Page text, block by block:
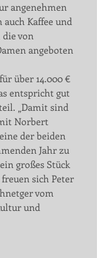
angenehmen
Kaffee und
die von
angeboten
über 14.000 €
entspricht gut
„Damit sind
Norbert
der beiden
Jahr zu
großes Stück
sich Peter
vom
und